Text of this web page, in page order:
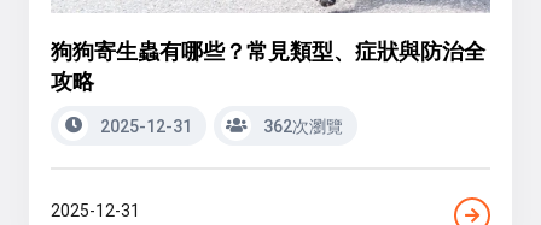
狗狗寄生蟲有哪些？常見類型、症狀與防治全
攻略
2025-12-31 362次瀏覽
2025-12-31